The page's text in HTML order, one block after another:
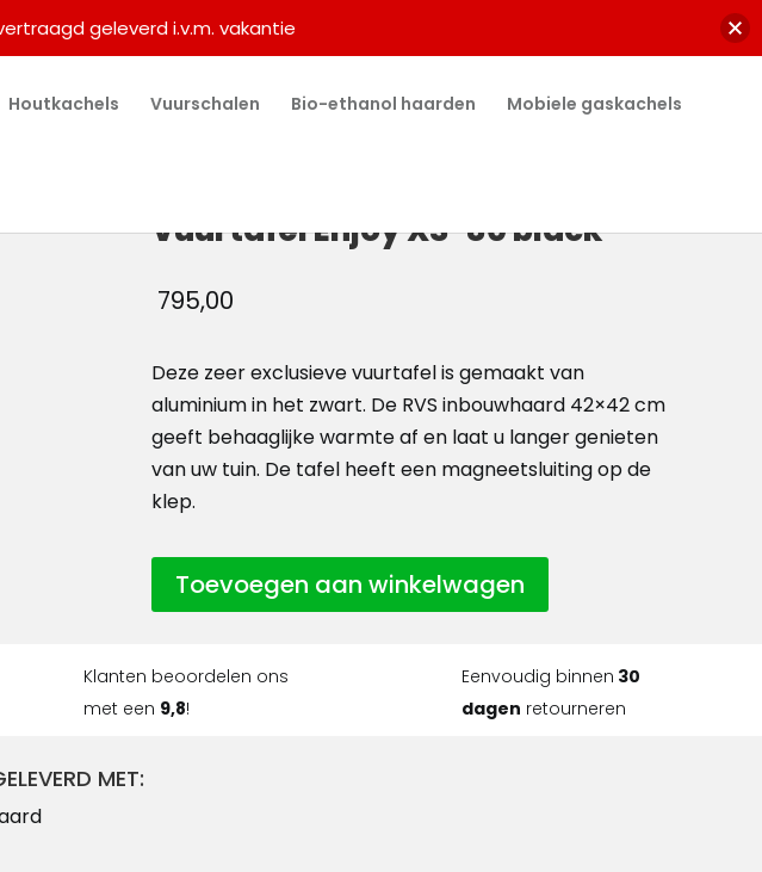
Houtkachels Vuurschalen Bio-ethanol haarden Mobiele gaskachels
Vuurtafel Enjoy XS-80 black
795,00
Deze zeer exclusieve vuurtafel is gemaakt van
aluminium in het zwart. De RVS inbouwhaard 42×42 cm
geeft behaaglijke warmte af en laat u langer genieten
van uw tuin. De tafel heeft een magneetsluiting op de
klep.
Toevoegen aan winkelwagen
Klanten beoordelen ons
met een 9,8!
Eenvoudig binnen 30
dagen retourneren
MET:
geleverd i.v.m. vakantie